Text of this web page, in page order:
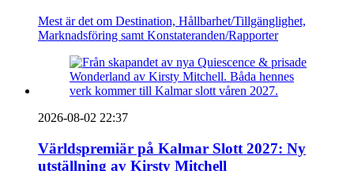
Mest är det om Destination, Hållbarhet/Tillgänglighet,
Marknadsföring samt Konstateranden/Rapporter
2026-08-02 22:37
Världspremiär på Kalmar Slott 2027: Ny
utställning av Kirsty Mitchell